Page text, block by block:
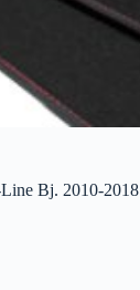
Bj. 2010-2018